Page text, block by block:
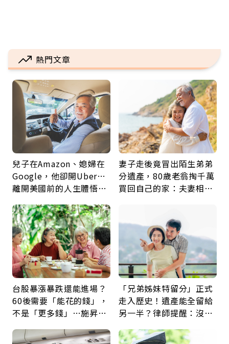
熱門文章
兒子在Amazon、媳婦在
Google，他卻開Uber…
離開美國前的人生體悟：
妻子走後竟冒出陌生弟弟
分遺產，80歲老翁掏千萬
買回自己的家：夫妻相守
台股暴漲暴跌還能進場？
60後需要「能花的錢」，
不是「更多錢」…施昇
票
「兄弟姊妹特留分」正式
走入歷史！遺產能全留給
另一半？律師提醒：沒做